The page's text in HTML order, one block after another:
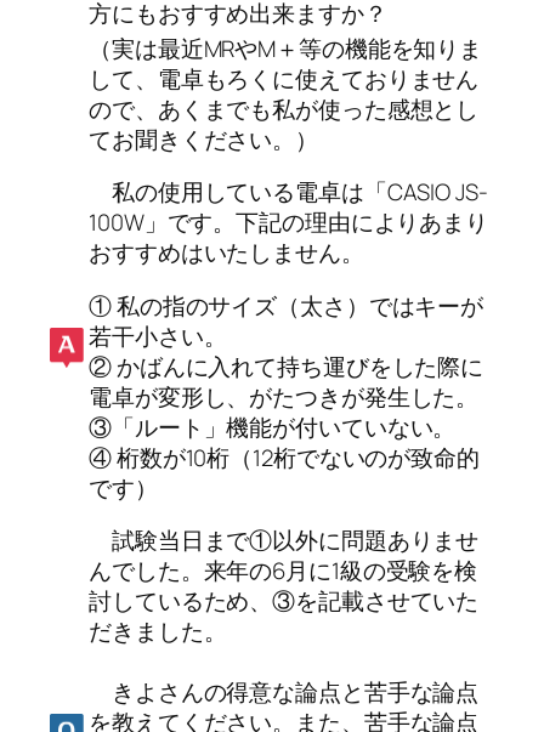
方にもおすすめ出来ますか？
（実は最近MRやM＋等の機能を知りま
して、電卓もろくに使えておりません
ので、あくまでも私が使った感想とし
てお聞きください。）
私の使用している電卓は「CASIO JS-
100W」です。下記の理由によりあまり
おすすめはいたしません。
① 私の指のサイズ（太さ）ではキーが
若干小さい。
② かばんに入れて持ち運びをした際に
電卓が変形し、がたつきが発生した。
③「ルート」機能が付いていない。
④ 桁数が10桁（12桁でないのが致命的
です）
試験当日まで①以外に問題ありませ
んでした。来年の6月に1級の受験を検
討しているため、③を記載させていた
だきました。
きよさんの得意な論点と苦手な論点
を教えてください。また、苦手な論点